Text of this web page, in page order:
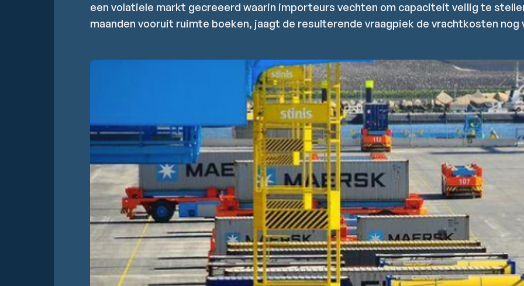
een volatiele markt gecreeerd waarin importeurs vechten om capaciteit veilig te
maanden vooruit ruimte boeken, jaagt de resulterende vraagpiek de vrachtkosten nog